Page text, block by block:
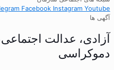
Facebook Instagram Youtube
آگهی ها
آزادی، عدالت
دموکراسی